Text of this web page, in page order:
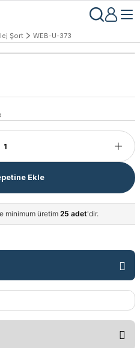
Şort WEB-U-373
Ekle
minimum üretim 25 adet'dir.